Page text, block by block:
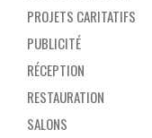
PROJETS CARITATIFS
PUBLICITÉ
RÉCEPTION
RESTAURATION
SALONS